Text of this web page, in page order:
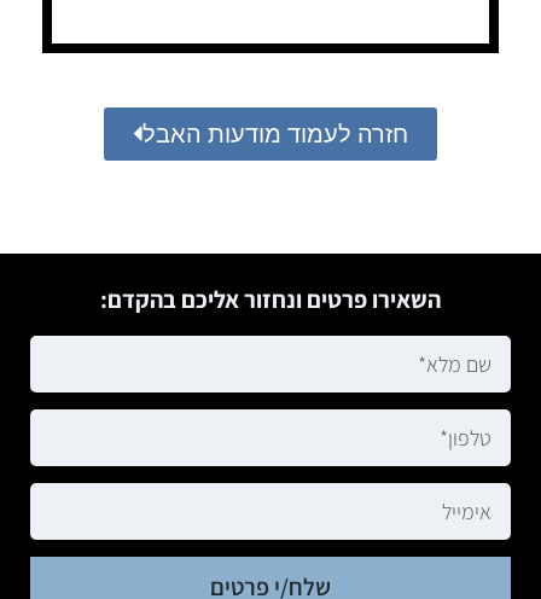
חזרה לעמוד מודעות האבל
השאירו פרטים ונחזור אליכם בהקדם:
שלח/י פרטים